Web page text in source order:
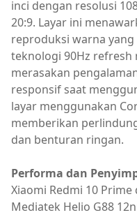
inci dengan resolusi
20:9. Layar ini
reproduksi warna
teknologi 90Hz refresh
merasakan
responsif saat
layar menggunakan
memberikan
dan benturan ringan.
Performa dan
Xiaomi Redmi 10
Mediatek Helio G88